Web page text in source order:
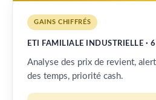
GAINS CHIFFRÉS
ETI FAMILIALE INDUSTRIELLE ·
Analyse des prix de revient,
des temps, priorité cash.